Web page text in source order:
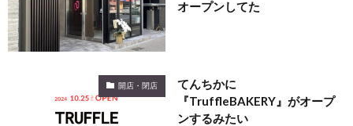
オープンしてた
開店・閉店
てんちかに
『TruffleBAKERY』がオープ
ンするみたい